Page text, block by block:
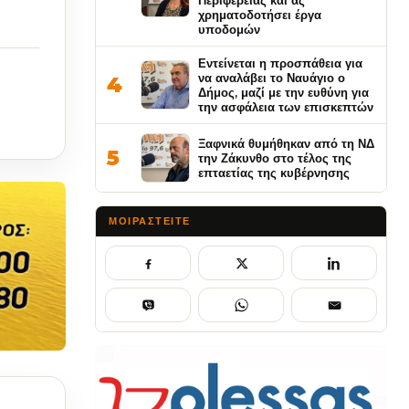
χρηματοδοτήσει έργα
υποδομών
4
Εντείνεται η προσπάθεια για
να αναλάβει το Ναυάγιο ο
Δήμος, μαζί με την ευθύνη για
την ασφάλεια των επισκεπτών
5
Ξαφνικά θυμήθηκαν από τη ΝΔ
την Ζάκυνθο στο τέλος της
επταετίας της κυβέρνησης
ΜΟΙΡΑΣΤΕΊΤΕ